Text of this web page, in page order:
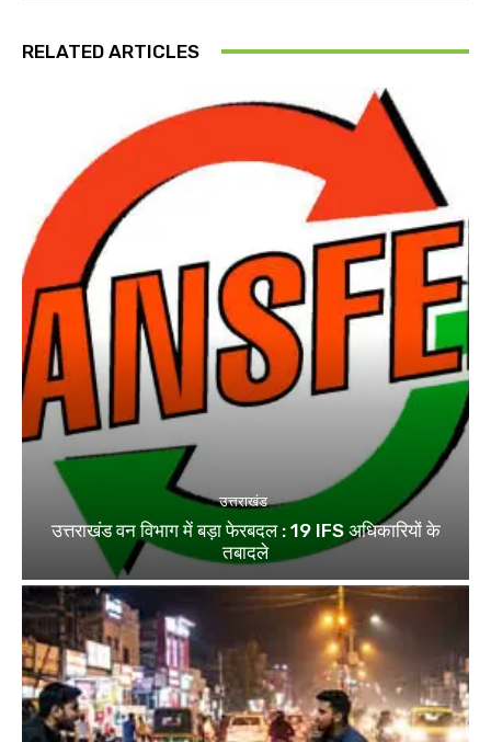
RELATED ARTICLES
उत्तराखंड
उत्तराखंड वन विभाग में बड़ा फेरबदल : 19 IFS अधिकारियों के
तबादले